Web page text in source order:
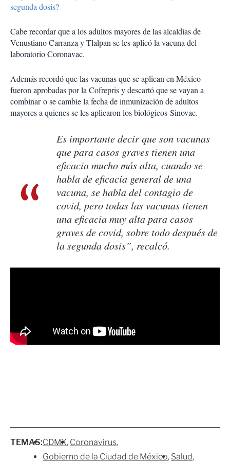
segunda dosis?
Cabe recordar que a los adultos mayores de las alcaldías de
Venustiano Carranza y Tlalpan se les aplicó la vacuna del
laboratorio Coronavac.
Además recordó que las vacunas que se aplican en México
fueron aprobadas por la Cofrepris y descartó que se vayan a
combinar o se cambie la fecha de inmunización de adultos
mayores a quienes se les aplicaron los biológicos Sinovac.
Es importante decir que son vacunas
que para casos graves tienen una
eficacia mucho más alta, cuando se
habla de eficacia general de una
vacuna, se habla del contagio de
covid, pero todas las vacunas tienen
una eficacia muy alta para casos
graves de covid, sobre todo después de
la segunda dosis”, recalcó.
TEMAS:CDMX Coronavirus
Gobierno de la Ciudad de México Salud